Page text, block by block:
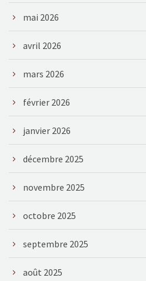
mai 2026
avril 2026
mars 2026
février 2026
janvier 2026
décembre 2025
novembre 2025
octobre 2025
septembre 2025
août 2025